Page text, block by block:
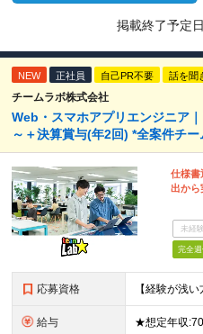
掲載終了予定
NEW 正社員 自己PR不要 話を聞
チームラボ株式会社
Web・スマホアプリエンジニア
～＋決算賞与(年2回) *全案件チ
仕様書
出から
未経
完全週
応募資格
給与